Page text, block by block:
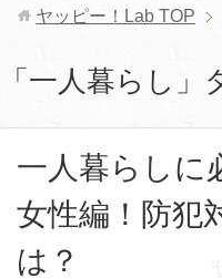
ヤッピー！Lab TOP
「一人暮らし
一人暮らしに
女性編！防犯
は？